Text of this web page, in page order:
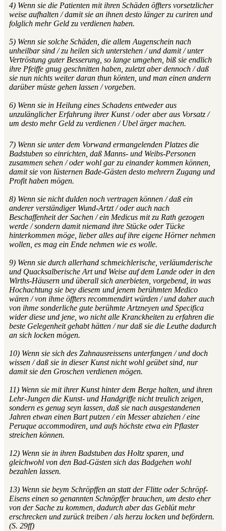
4) Wenn sie die Patienten mit ihren Schäden öffters vorsetzlicher
weise aufhalten / damit sie an ihnen desto länger zu curiren und
folglich mehr Geld zu verdienen haben.
5) Wenn sie solche Schäden, die allem Augenschein nach
unheilbar sind / zu heilen sich unterstehen / und damit / unter
Vertröstung guter Besserung, so lange umgehen, biß sie endlich
ihre Pfeiffe gnug geschnitten haben, zuletzt aber dennoch / daß
sie nun nichts weiter daran thun könten, und man einen andern
darüber müste gehen lassen / vorgeben.
6) Wenn sie in Heilung eines Schadens entweder aus
unzulänglicher Erfahrung ihrer Kunst / oder aber aus Vorsatz /
um desto mehr Geld zu verdienen / Ubel ärger machen.
7) Wenn sie unter dem Vorwand ermangelenden Platzes die
Badstuben so einrichten, daß Manns- und Weibs-Personen
zusammen sehen / oder wohl gar zu einander kommen können,
damit sie von lüsternen Bade-Gästen desto mehrern Zugang und
Profit haben mögen.
8) Wenn sie nicht dulden noch vertragen können / daß ein
anderer verständiger Wund-Artzt / oder auch nach
Beschaffenheit der Sachen / ein Medicus mit zu Rath gezogen
werde / sondern damit niemand ihre Stücke oder Tücke
hinterkommen möge, lieber alles auf ihre eigene Hörner nehmen
wollen, es mag ein Ende nehmen wie es wolle.
9) Wenn sie durch allerhand schmeichlerische, verläumderische
und Quacksalberische Art und Weise auf dem Lande oder in den
Wirths-Häusern und überall sich anerbieten, vorgebend, in was
Hochachtung sie bey diesem und jenem berühmten Medico
wären / von ihme öffters recommendirt würden / und daher auch
von ihme sonderliche gute berühmte Artzneyen und Specifica
wider diese und jene, wo nicht alle Kranckheiten zu erfahren die
beste Gelegenheit gehabt hätten / nur daß sie die Leuthe dadurch
an sich locken mögen.
10) Wenn sie sich des Zahnausreissens unterfangen / und doch
wissen / daß sie in dieser Kunst nicht wohl geübet sind, nur
damit sie den Groschen verdienen mögen.
11) Wenn sie mit ihrer Kunst hinter dem Berge halten, und ihren
Lehr-Jungen die Kunst- und Handgriffe nicht treulich zeigen,
sondern es genug seyn lassen, daß sie nach ausgestandenen
Jahren etwan einen Bart putzen / ein Messer abziehen / eine
Peruque accommodiren, und aufs höchste etwa ein Pflaster
streichen können.
12) Wenn sie in ihren Badstuben das Holtz sparen, und
gleichwohl von den Bad-Gästen sich das Badgehen wohl
bezahlen lassen.
13) Wenn sie beym Schröpffen an statt der Flitte oder Schröpf-
Eisens einen so genannten Schnöpffer brauchen, um desto eher
von der Sache zu kommen, dadurch aber das Geblüt mehr
erschrecken und zurück treiben / als herzu locken und befördern.
(S. 29ff)